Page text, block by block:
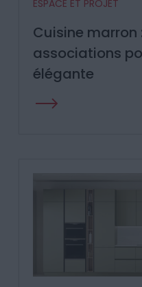
ESPACE ET PROJET
Cuisine marron
associations
élégante